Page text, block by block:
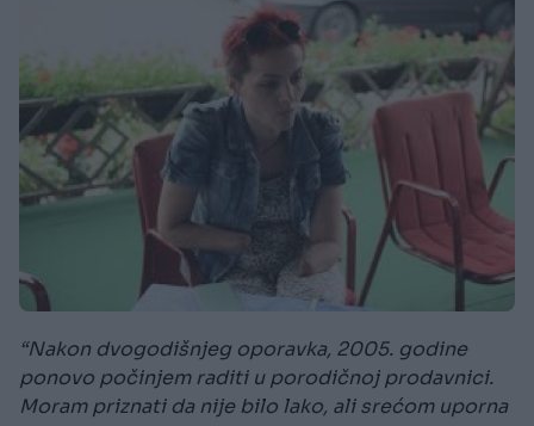
“Nakon dvogodišnjeg oporavka, 2005. godine
ponovo počinjem raditi u porodičnoj prodavnici.
Moram priznati da nije bilo lako, ali srećom uporna